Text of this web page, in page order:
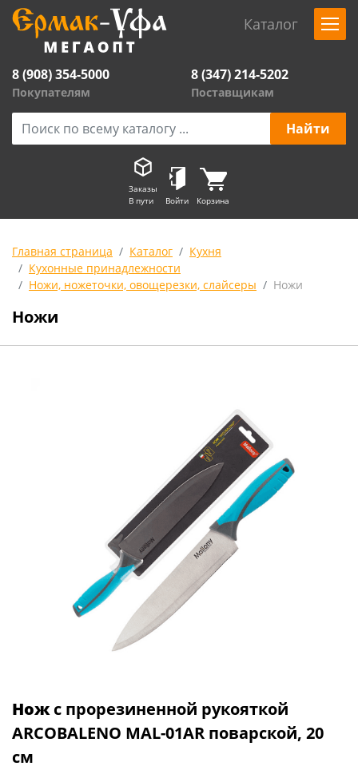
Каталог
8 (908) 354-5000
Покупателям
8 (347) 214-5202
Поставщикам
Заказы
В пути
Войти Корзина
Главная страница Каталог
Кухня
Кухонные принадлежности
Ножи, ножеточки, овощерезки, слайсеры
Ножи
Ножи
Нож с прорезиненной рукояткой
ARCOBALENO MAL-01AR поварской, 20
см